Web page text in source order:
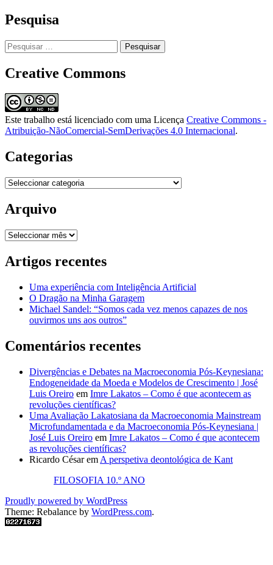
Pesquisa
Pesquisar
por:
Creative Commons
Este trabalho está licenciado com uma Licença Creative Commons -
Atribuição-NãoComercial-SemDerivações 4.0 Internacional.
Categorias
Categorias
Arquivo
Arquivo
Artigos recentes
Uma experiência com Inteligência Artificial
O Dragão na Minha Garagem
Michael Sandel: “Somos cada vez menos capazes de nos
ouvirmos uns aos outros”
Comentários recentes
Divergências e Debates na Macroeconomia Pós-Keynesiana:
Endogeneidade da Moeda e Modelos de Crescimento | José
Luis Oreiro em Imre Lakatos – Como é que acontecem as
revoluções científicas?
Uma Avaliação Lakatosiana da Macroeconomia Mainstream
Microfundamentada e da Macroeconomia Pós-Keynesiana |
José Luis Oreiro em Imre Lakatos – Como é que acontecem
as revoluções científicas?
Ricardo Césarem A perspetiva deontológica de Kant
FILOSOFIA 10.º ANO
Proudly powered by WordPress
Theme: Rebalance by WordPress.com.